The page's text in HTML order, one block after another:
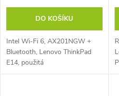
DO KOŠÍKU
Intel Wi-Fi 6, AX201NGW +
Bluetooth, Lenovo ThinkPad
E14, použitá